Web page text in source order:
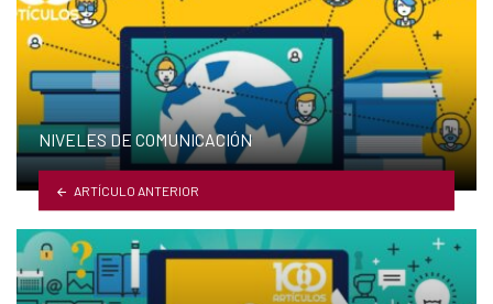
NIVELES DE COMUNICACIÓN
ARTÍCULO ANTERIOR